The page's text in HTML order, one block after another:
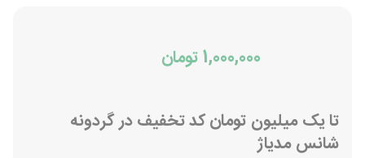
1,000,000 تومان
تا یک میلیون تومان کد تخفیف در گردونه
شانس مدیاژ